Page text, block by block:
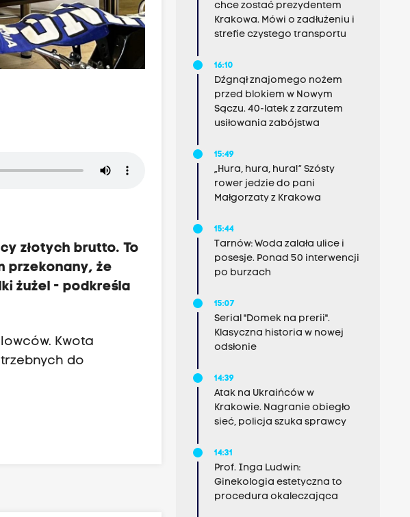
złotych brutto. To
przekonany, że
żużel - podkreśla
Kwota
do
chce zostać prezydentem
Krakowa. Mówi o zadłużeniu i
strefie czystego transportu
16:10
Dźgnął znajomego nożem
przed blokiem w Nowym
Sączu. 40-latek z zarzutem
usiłowania zabójstwa
15:49
„Hura, hura, hura!” Szósty
rower jedzie do pani
Małgorzaty z Krakowa
15:44
Tarnów: Woda zalała ulice i
posesje. Ponad 50 interwencji
po burzach
15:07
Serial "Domek na prerii".
Klasyczna historia w nowej
odsłonie
14:39
Atak na Ukraińców w
Krakowie. Nagranie obiegło
sieć, policja szuka sprawcy
14:31
Prof. Inga Ludwin:
Ginekologia estetyczna to
procedura okaleczająca